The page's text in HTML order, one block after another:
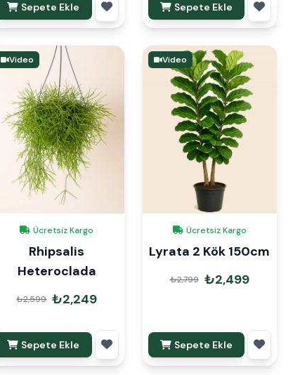
Sepete Ekle Sepete Ekle
Video
Ücretsiz Kargo
Rhipsalis
Heteroclada
₺2,599 ₺2,249
Sepete Ekle
Video
Ücretsiz Kargo
Lyrata 2 Kök 150cm
₺2,799 ₺2,499
Sepete Ekle